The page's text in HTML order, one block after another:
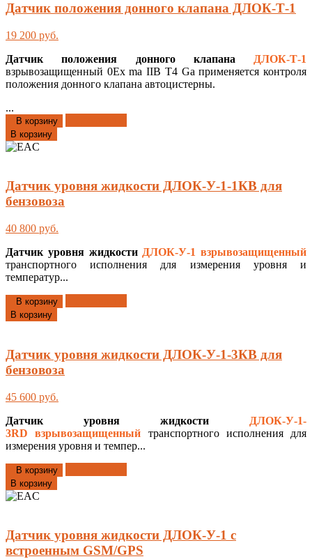
Датчик положения донного клапана ДЛОК-Т-1
19 200 руб.
Датчик положения донного клапана
ДЛОК-Т-1
взрывозащищенный 0Еx ma IIВ Т4 Ga применяется контроля
положения донного клапана автоцистерны.
...
В корзину
В корзину
Датчик уровня жидкости ДЛОК-У-1-1КВ для
бензовоза
40 800 руб.
Датчик уровня жидкости ДЛОК-У-1 взрывозащищенный
транспортного исполнения для измерения уровня и
температур...
В корзину
В корзину
Датчик уровня жидкости ДЛОК-У-1-3КВ для
бензовоза
45 600 руб.
Датчик уровня жидкости
ДЛОК-У-1-
3RD
взрывозащищенный транспортного исполнения для
измерения уровня и темпер...
В корзину
В корзину
Датчик уровня жидкости ДЛОК-У-1 с
встроенным GSM/GPS